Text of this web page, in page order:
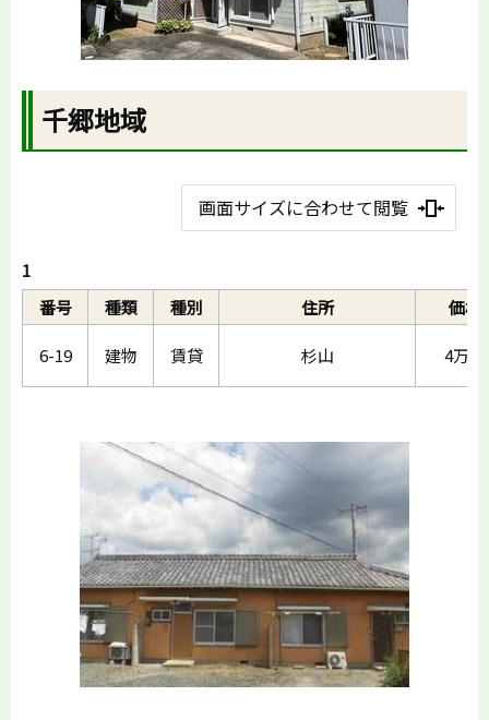
千郷地域
画面サイズに合わせて閲覧
1
番号
種類 種別 住所 価格
6-19 建物 賃貸 杉山 4万円